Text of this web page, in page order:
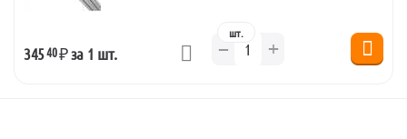
34540₽за 1 шт. +
−
шт.